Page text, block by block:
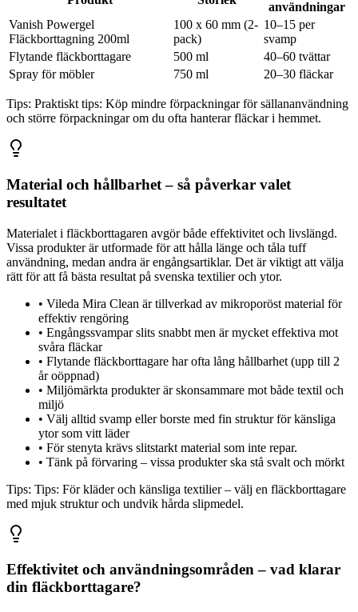
användningar
Vanish Powergel
Fläckborttagning 200ml
100 x 60 mm (2-
pack)
10–15 per
svamp
Flytande fläckborttagare
500 ml
40–60 tvättar
Spray för möbler
750 ml 20–30 fläckar
Tips: Praktiskt tips: Köp mindre förpackningar för sällananvändning
och större förpackningar om du ofta hanterar fläckar i hemmet.
Material och hållbarhet – så påverkar valet
resultatet
Materialet i fläckborttagaren avgör både effektivitet och livslängd.
Vissa produkter är utformade för att hålla länge och tåla tuff
användning, medan andra är engångsartiklar. Det är viktigt att välja
rätt för att få bästa resultat på svenska textilier och ytor.
• Vileda Mira Clean är tillverkad av mikroporöst material för
effektiv rengöring
• Engångssvampar slits snabbt men är mycket effektiva mot
svåra fläckar
• Flytande fläckborttagare har ofta lång hållbarhet (upp till 2
år oöppnad)
• Miljömärkta produkter är skonsammare mot både textil och
miljö
• Välj alltid svamp eller borste med fin struktur för känsliga
ytor som vitt läder
• För stenyta krävs slitstarkt material som inte repar.
• Tänk på förvaring – vissa produkter ska stå svalt och mörkt
Tips: Tips: För kläder och känsliga textilier – välj en fläckborttagare
med mjuk struktur och undvik hårda slipmedel.
Effektivitet och användningsområden – vad klarar
din fläckborttagare?